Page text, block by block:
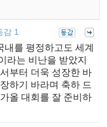
감 1
를 평정하고도 세계
라는 비난을 받았지
부터 더욱 성장한 바
하기 바라며 축하 드
올 대회를 잘 준비하